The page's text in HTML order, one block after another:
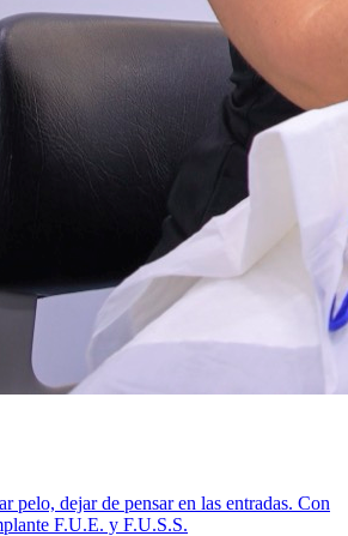
pelo, dejar de pensar en las entradas. Con
F.U.E. y F.U.S.S.